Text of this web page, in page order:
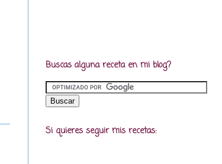
Buscas alguna receta en mi blog?
Si quieres seguir mis recetas: